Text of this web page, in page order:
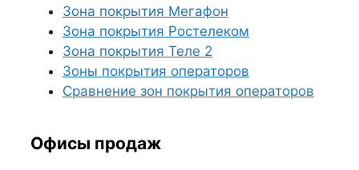
Зона покрытия Мегафон
Зона покрытия Ростелеком
Зона покрытия Теле 2
Зоны покрытия операторов
Сравнение зон покрытия операторов
Офисы продаж